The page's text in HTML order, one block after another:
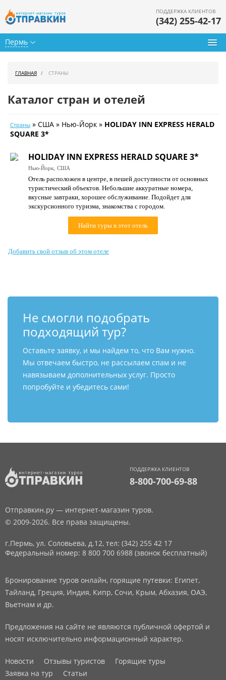
Пермь
ПОДДЕРЖКА КЛИЕНТОВ
(342) 255-42-17
Календарь туров
Цены дня
Страны
Как купить
ГЛАВНАЯ СТРАНЫ
Каталог стран и отелей
Страны » США » Нью-Йорк » HOLIDAY INN EXPRESS HERALD
SQUARE 3*
HOLIDAY INN EXPRESS HERALD SQUARE 3*
Нью-Йорк, США
Отель расположен в центре, в пешей доступности от основных
туристический объектов. Небольшие аккуратные номера,
вкусные завтраки, хорошее обслуживание. Подойдет для
экскурсионного туризма, знакомства с городом.
Найти туры в этот отель
Добавить свой отзыв об этом отеле
Не смогли подобрать
подходящий тур?
Оставьте заявку, и мы найдем то, что Вам нужно.
Мы отвечаем быстро, не рассылаем спам и не
навязываем дополнительных услуг. Просто
попробуйте и убедитесь сами!
ПОДДЕРЖКА КЛИЕНТОВ
8-800-700-69-88
Отправкин.ру — интернет-магазин туров.
© 2009-2026. Все права защищены.
г.Пермь, ул. Соловьева, д.12, тел: (342) 255 42 17
Федеральный номер: 8 800 700 6988 (звонок бесплатный)
Бронирование туров онлайн, горящие путевки: Египет,
Тайланд, Греция, Индия, Кипр, Сочи, Крым, Абхазия, ОАЭ,
Вьетнам и др.
Предложения на сайте не являются публичной офертой и
носят исключительно информационный характер.
Новости Отзывы туристов
Горящие туры
Заявка на тур
Статьи